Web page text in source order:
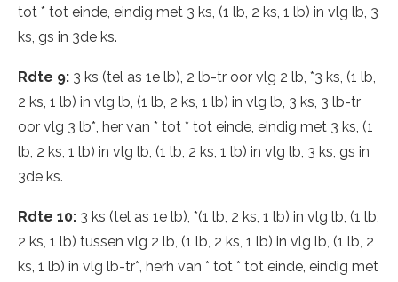
tot * tot einde, eindig met 3 ks, (1 lb, 2 ks, 1 lb) in vlg lb, 3
ks, gs in 3de ks.
Rdte 9: 3 ks (tel as 1e lb), 2 lb-tr oor vlg 2 lb, *3 ks, (1 lb,
2 ks, 1 lb) in vlg lb, (1 lb, 2 ks, 1 lb) in vlg lb, 3 ks, 3 lb-tr
oor vlg 3 lb*, her van * tot * tot einde, eindig met 3 ks, (1
lb, 2 ks, 1 lb) in vlg lb, (1 lb, 2 ks, 1 lb) in vlg lb, 3 ks, gs in
3de ks.
Rdte 10: 3 ks (tel as 1e lb), *(1 lb, 2 ks, 1 lb) in vlg lb, (1 lb,
2 ks, 1 lb) tussen vlg 2 lb, (1 lb, 2 ks, 1 lb) in vlg lb, (1 lb, 2
ks, 1 lb) in vlg lb-tr*, herh van * tot * tot einde, eindig met